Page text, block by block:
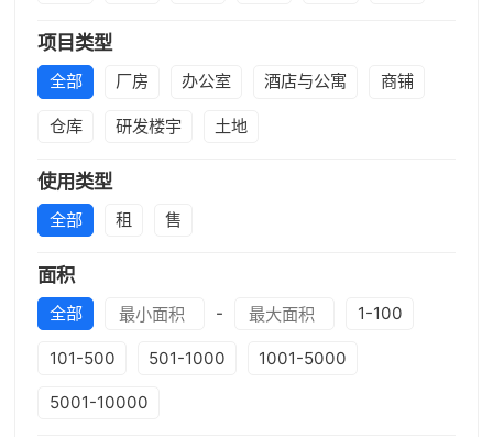
项目类型
全部 厂房 办公室 酒店与公寓 商铺
仓库 研发楼宇 土地
使用类型
全部 租 售
面积
全部 - 1-100
101-500 501-1000 1001-5000
5001-10000